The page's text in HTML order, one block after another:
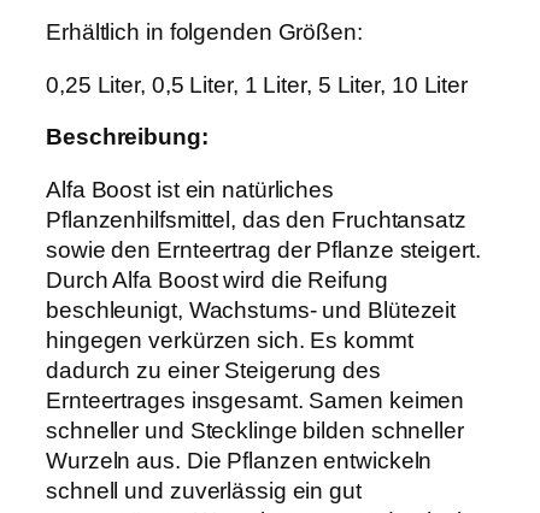
9
€
-
O
E
e
n
g
e
Erhältlich in folgenden Größen:
0,25 Liter, 0,5 Liter, 1 Liter, 5 Liter, 10 Liter
Beschreibung:
Alfa Boost ist ein natürliches
Pflanzenhilfsmittel, das den Fruchtansatz
sowie den Ernteertrag der Pflanze steigert.
Durch Alfa Boost wird die Reifung
beschleunigt, Wachstums- und Blütezeit
hingegen verkürzen sich. Es kommt
dadurch zu einer Steigerung des
Ernteertrages insgesamt. Samen keimen
schneller und Stecklinge bilden schneller
Wurzeln aus. Die Pflanzen entwickeln
schnell und zuverlässig ein gut